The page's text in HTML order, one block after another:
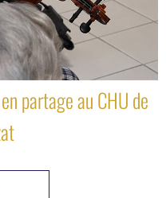
partage au CHU de